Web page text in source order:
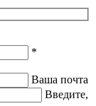
*
Ваша почта
Введите,